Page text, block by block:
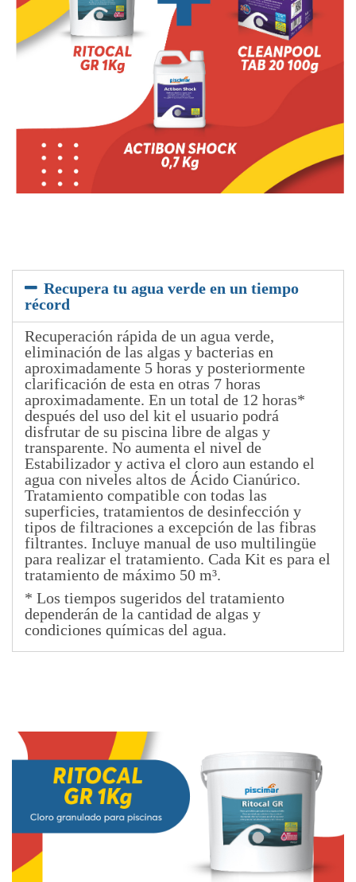
Recupera tu agua verde en un tiempo
récord
Recuperación rápida de un agua verde,
eliminación de las algas y bacterias en
aproximadamente 5 horas y posteriormente
clarificación de esta en otras 7 horas
aproximadamente. En un total de 12 horas*
después del uso del kit el usuario podrá
disfrutar de su piscina libre de algas y
transparente. No aumenta el nivel de
Estabilizador y activa el cloro aun estando el
agua con niveles altos de Ácido Cianúrico.
Tratamiento compatible con todas las
superficies, tratamientos de desinfección y
tipos de filtraciones a excepción de las fibras
filtrantes. Incluye manual de uso multilingüe
para realizar el tratamiento. Cada Kit es para el
tratamiento de máximo 50 m³.
* Los tiempos sugeridos del tratamiento
dependerán de la cantidad de algas y
condiciones químicas del agua.